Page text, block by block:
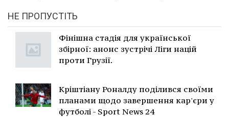
НЕ ПРОПУСТІТЬ
Фінішна стадія для української
збірної: анонс зустрічі Ліги націй
проти Грузії.
Кріштіану Роналду поділився своїми
планами щодо завершення кар'єри у
футболі - Sport News 24